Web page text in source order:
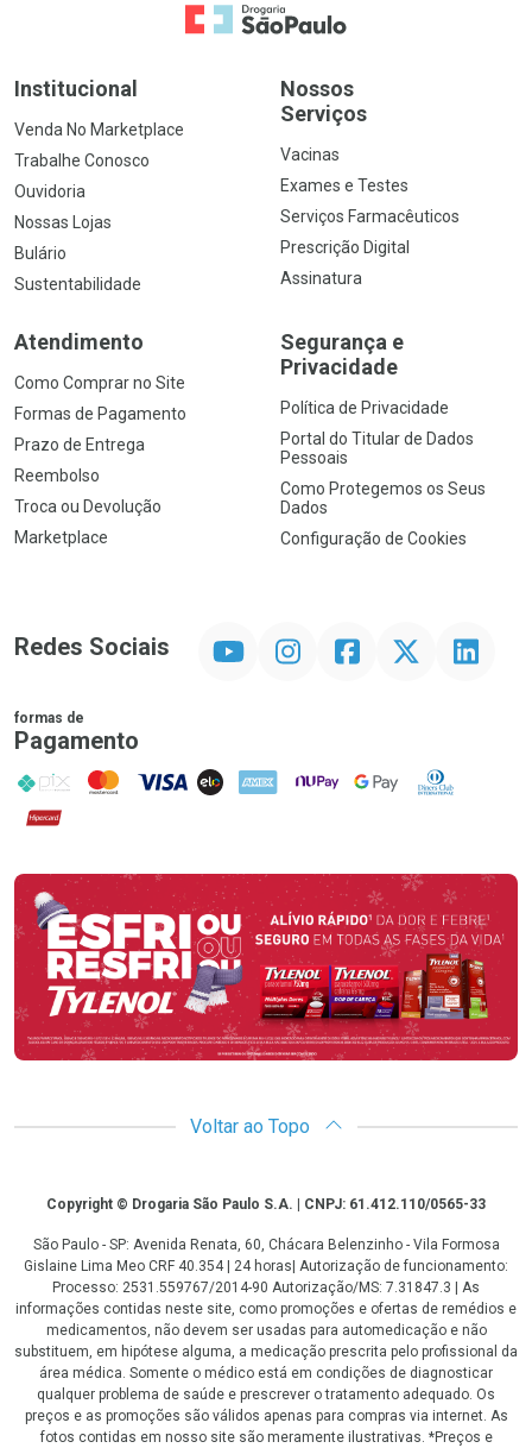
Ir para a Home
Institucional
Venda No Marketplace
Trabalhe Conosco
Ouvidoria
Nossas Lojas
Bulário
Sustentabilidade
Nossos
Serviços
Vacinas
Exames e Testes
Serviços Farmacêuticos
Prescrição Digital
Assinatura
Atendimento
Como Comprar no Site
Formas de Pagamento
Prazo de Entrega
Reembolso
Troca ou Devolução
Marketplace
Segurança e
Privacidade
Política de Privacidade
Portal do Titular de Dados
Pessoais
Como Protegemos os Seus
Dados
Configuração de Cookies
Redes Sociais InstagramFacebookTwitter Linkedin
formas de
Pagamento
PIX MasterCard
VISA ELO AMEX NuPay Google PayDiners Club
Hipercard
Promoção em Destaque
Voltar ao Topo
CopyrightCopyright © Drogaria São Paulo S.A. | CNPJ: 61.412.110/0565-33
São Paulo - SP: Avenida Renata, 60, Chácara Belenzinho - Vila Formosa
Gislaine Lima Meo CRF 40.354 | 24 horas| Autorização de funcionamento:
Processo: 2531.559767/2014-90 Autorização/MS: 7.31847.3 | As
informações contidas neste site, como promoções e ofertas de remédios e
medicamentos, não devem ser usadas para automedicação e não
substituem, em hipótese alguma, a medicação prescrita pelo profissional da
área médica. Somente o médico está em condições de diagnosticar
qualquer problema de saúde e prescrever o tratamento adequado. Os
preços e as promoções são válidos apenas para compras via internet. As
fotos contidas em nosso site são meramente ilustrativas. *Preços e